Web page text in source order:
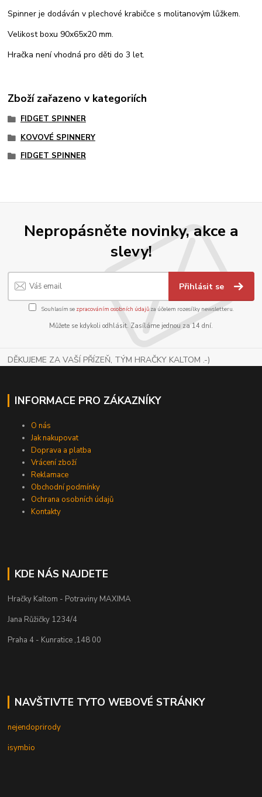
Spinner je dodáván v plechové krabičce s molitanovým lůžkem.
Velikost boxu 90x65x20 mm.
Hračka není vhodná pro děti do 3 let.
Zboží zařazeno v kategoriích
FIDGET SPINNER
KOVOVÉ SPINNERY
FIDGET SPINNER
Nepropásněte novinky, akce a
slevy!
Přihlásit se
Souhlasím se zpracováním osobních údajůza účelem rozesílky newsletteru.
Můžete se kdykoli odhlásit. Zasíláme jednou za 14 dní.
DĚKUJEME ZA VAŠÍ PŘÍZEŇ, TÝM HRAČKY KALTOM .-)
INFORMACE PRO ZÁKAZNÍKY
O nás
Jak nakupovat
Doprava a platba
Vrácení zboží
Reklamace
Obchodní podmínky
Ochrana osobních údajů
Kontakty
KDE NÁS NAJDETE
Hračky Kaltom - Potraviny MAXIMA
Jana Růžičky 1234/4
Praha 4 - Kunratice ,148 00
NAVŠTIVTE TYTO WEBOVÉ STRÁNKY
nejendoprirody
isymbio